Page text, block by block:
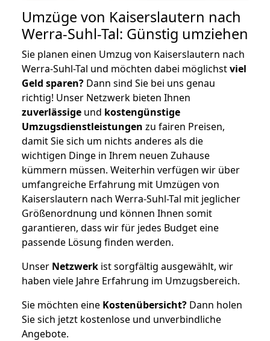
Umzüge von Kaiserslautern nach
Werra-Suhl-Tal: Günstig umziehen
Sie planen einen Umzug von Kaiserslautern nach
Werra-Suhl-Tal und möchten dabei möglichstviel
Geld sparen? Dann sind Sie bei uns genau
richtig! Unser Netzwerk bieten Ihnen
zuverlässige und kostengünstige
Umzugsdienstleistungen zu fairen Preisen,
damit Sie sich um nichts anderes als die
wichtigen Dinge in Ihrem neuen Zuhause
kümmern müssen. Weiterhin verfügen wir über
umfangreiche Erfahrung mit Umzügen von
Kaiserslautern nach Werra-Suhl-Tal mit jeglicher
Größenordnung und können Ihnen somit
garantieren, dass wir für jedes Budget eine
passende Lösung finden werden.
Unser Netzwerk ist sorgfältig ausgewählt, wir
haben viele Jahre Erfahrung im Umzugsbereich.
Sie möchten eine Kostenübersicht? Dann holen
Sie sich jetzt kostenlose und unverbindliche
Angebote.